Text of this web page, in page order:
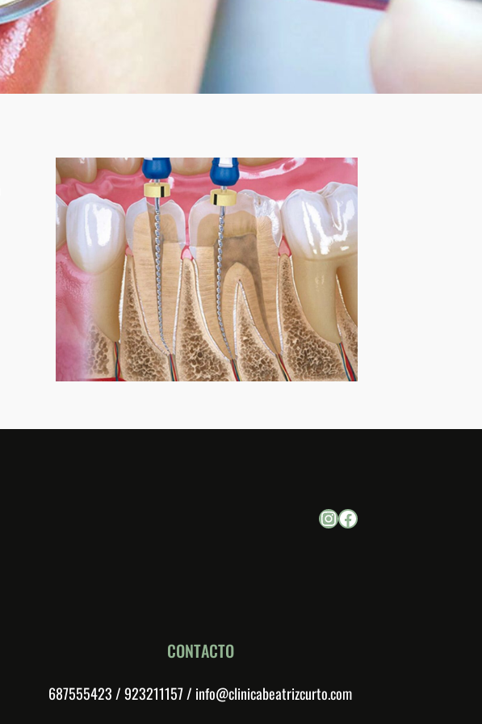
Instagram
Facebook
CONTACTO
687555423 / 923211157 / info@clinicabeatrizcurto.com